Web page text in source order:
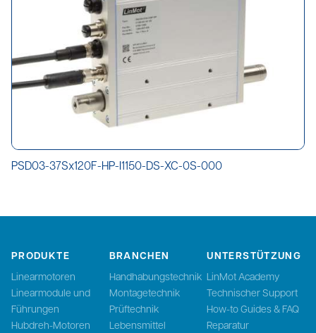
PSD03-37Sx120F-HP-I1150-DS-XC-0S-000
PRODUKTE
Linearmotoren
Linearmodule und
Führungen
Hubdreh-Motoren
BRANCHEN
Handhabungstechnik
Montagetechnik
Prüftechnik
Lebensmittel
UNTERSTÜTZUNG
LinMot Academy
Technischer Support
How-to Guides & FAQ
Reparatur